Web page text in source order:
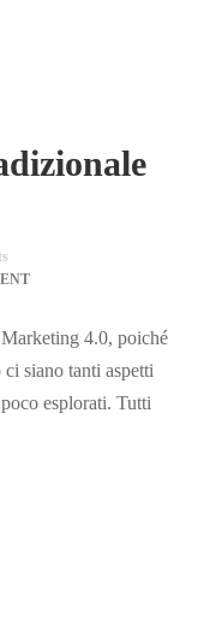
4.0, poiché
siano tanti aspetti
esplorati. Tutti